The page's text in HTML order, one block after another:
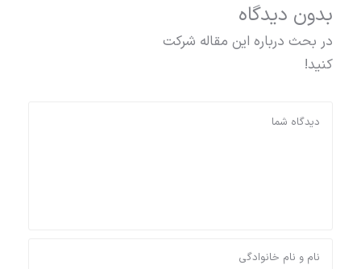
بدون دیدگاه
در بحث درباره این مقاله شرکت
کنید!